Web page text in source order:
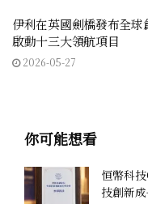
伊利在英國劍橋發布全球
啟動十三大領航項目
2026-05-27
你可能想看
恒幣科
技創新